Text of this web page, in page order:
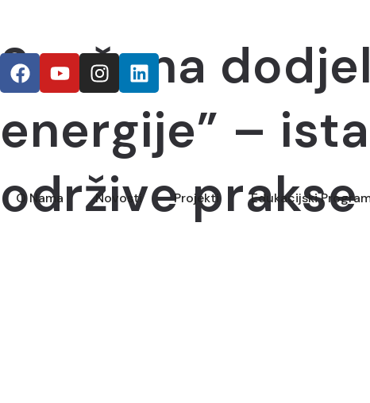
O Nama Novosti Projekti Edukacijski
Svečana
energije” –
održive